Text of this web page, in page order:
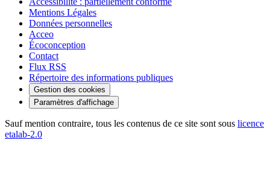
Mentions Légales
Données personnelles
Acceo
Écoconception
Contact
Flux RSS
Répertoire des informations publiques
Gestion des cookies
Paramètres d'affichage
Sauf mention contraire, tous les contenus de ce site sont sous licence
etalab-2.0